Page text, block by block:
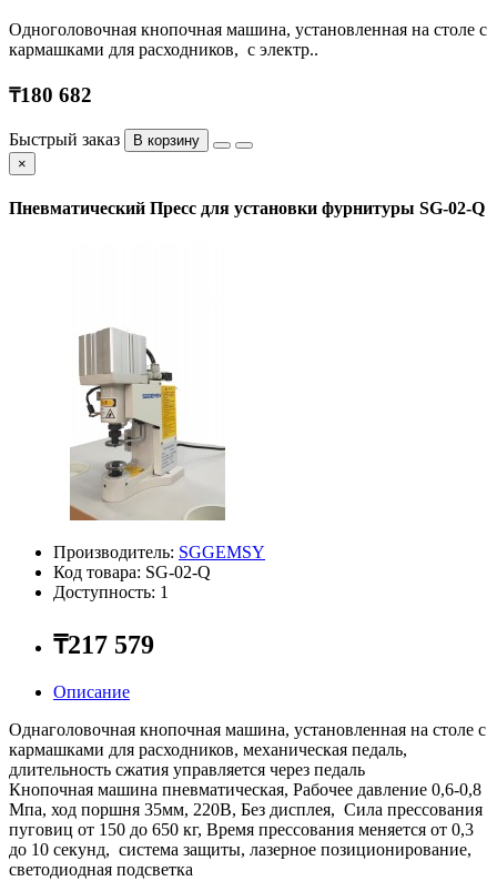
Одноголовочная кнопочная машина, установленная на столе с
кармашками для расходников, с электр..
₸180 682
Быстрый заказ
В корзину
×
Пневматический Пресс для установки фурнитуры SG-02-Q
Производитель: SGGEMSY
Код товара: SG-02-Q
Доступность: 1
₸217 579
Описание
Однаголовочная кнопочная машина, установленная на столе с
кармашками для расходников, механическая педаль,
длительность сжатия управляется через педаль
Кнопочная машина пневматическая, Рабочее давление 0,6-0,8
Мпа, ход поршня 35мм, 220В, Без дисплея, Сила прессования
пуговиц от 150 до 650 кг, Время прессования меняется от 0,3
до 10 секунд, система защиты, лазерное позиционирование,
светодиодная подсветка